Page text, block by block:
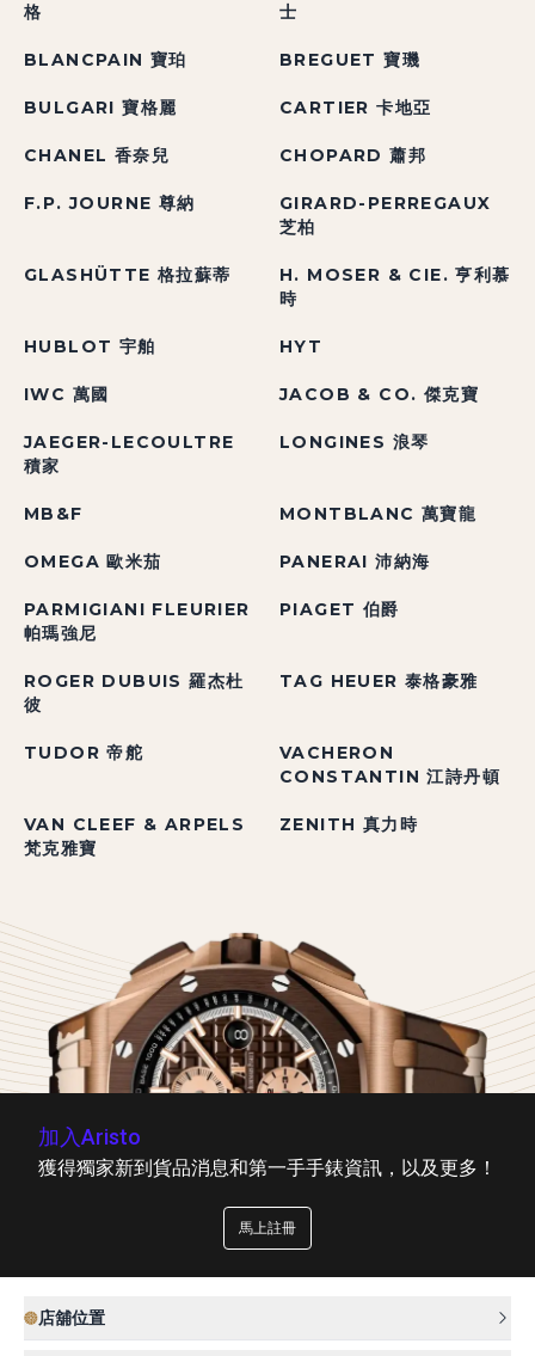
格
士
BLANCPAIN 寶珀 BREGUET 寶璣
BULGARI 寶格麗 CARTIER 卡地亞
CHANEL 香奈兒 CHOPARD 蕭邦
F.P. JOURNE 尊納
GIRARD-PERREGAUX
芝柏
GLASHÜTTE 格拉蘇蒂
H. MOSER & CIE. 亨利慕
時
HUBLOT 宇舶 HYT
IWC 萬國 JACOB & CO. 傑克寶
JAEGER-LECOULTRE
積家
LONGINES 浪琴
MB&F MONTBLANC 萬寶龍
OMEGA 歐米茄 PANERAI 沛納海
PARMIGIANI FLEURIER
帕瑪強尼
PIAGET 伯爵
ROGER DUBUIS 羅杰杜
彼
TAG HEUER 泰格豪雅
TUDOR 帝舵
VACHERON
CONSTANTIN 江詩丹頓
VAN CLEEF & ARPELS
梵克雅寶
ZENITH 真力時
加入Aristo
獲得獨家新到貨品消息和第一手手錶資訊，以及更多！
馬上註冊
店舖位置